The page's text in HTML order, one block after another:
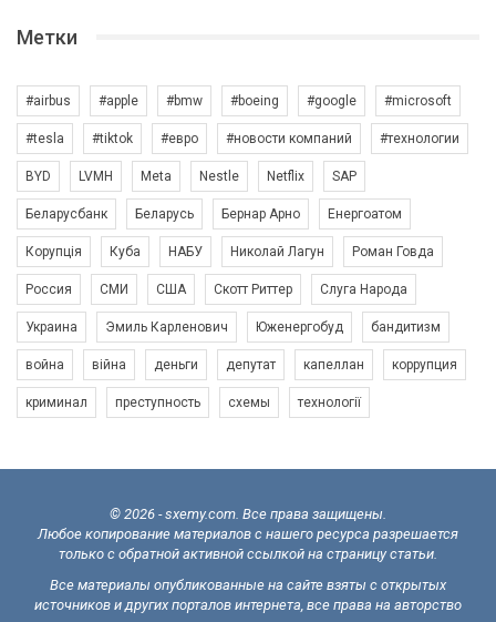
Метки
#airbus #apple #bmw #boeing #google #microsoft
#tesla #tiktok #евро #новости компаний #технологии
BYD LVMH Meta Nestle Netflix SAP
Беларусбанк Беларусь Бернар Арно Енергоатом
Корупція Куба НАБУ Николай Лагун Роман Говда
Россия СМИ США Скотт Риттер Слуга Народа
Украина Эмиль Карленович Юженергобуд бандитизм
война війна деньги депутат капеллан коррупция
криминал преступность схемы технології
© 2026 - sxemy.com. Все права защищены.
Любое копирование материалов с нашего ресурса разрешается
только с обратной активной ссылкой на страницу статьи.
Все материалы опубликованные на сайте взяты с открытых
источников и других порталов интернета, все права на авторство